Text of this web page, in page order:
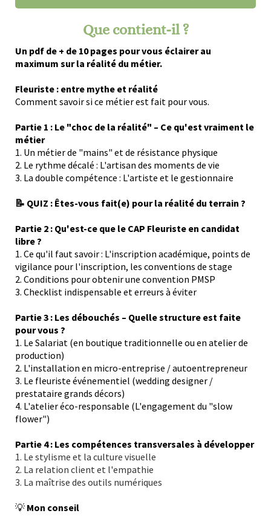
Que contient-il ?
Un pdf de + de 10 pages pour vous éclairer au
maximum sur la réalité du métier.
Fleuriste : entre mythe et réalité
Commentsavoirsice métierest fait pourvous.
Partie 1 : Le "choc de la réalité" – Ce qu'est vraiment le
métier
1. Un métier de "mains" et de résistance physique
2. Le rythme décalé : L'artisan des moments de vie
3. La double compétence : L'artiste et le gestionnaire
📝 QUIZ : Êtes-vous fait(e) pour la réalité du terrain ?
Partie 2 : Qu'est-ce que le CAP Fleuriste en candidat
libre ?
1. Ce qu'il faut savoir : L'inscription académique, points de
vigilance pour l'inscription, les conventions de stage
2. Conditions pour obtenir une convention PMSP
3. Checklist indispensable et erreurs à éviter
Partie 3 : Les débouchés – Quelle structure est faite
pour vous ?
1. Le Salariat (en boutique traditionnelle ou en atelier de
production)
2. L'installation en micro-entreprise / autoentrepreneur
3. Le fleuriste événementiel (wedding designer /
prestataire grands décors)
4. L'atelier éco-responsable (L'engagement du "slow
flower")
Partie 4 : Les compétences transversales à développer
1. Le stylisme et la culture visuelle
2. La relation client et l'empathie
3. La maîtrise des outils numériques
💡 Mon conseil